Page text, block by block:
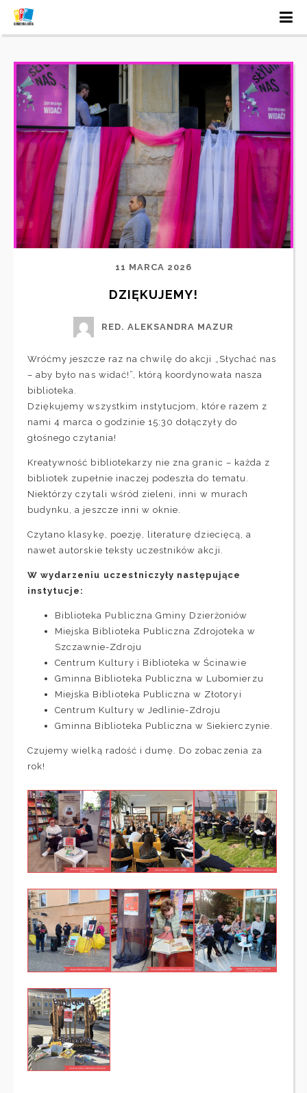
11 MARCA 2026
DZIĘKUJEMY!
RED. ALEKSANDRA MAZUR
Wróćmy jeszcze raz na chwilę do akcji „Słychać nas
– aby było nas widać!”, którą koordynowała nasza
biblioteka.
Dziękujemy wszystkim instytucjom, które razem z
nami 4 marca o godzinie 15:30 dołączyły do
głośnego czytania!
Kreatywność bibliotekarzy nie zna granic – każda z
bibliotek zupełnie inaczej podeszła do tematu.
Niektórzy czytali wśród zieleni, inni w murach
budynku, a jeszcze inni w oknie.
Czytano klasykę, poezję, literaturę dziecięcą, a
nawet autorskie teksty uczestników akcji.
W wydarzeniu uczestniczyły następujące
instytucje:
Biblioteka Publiczna Gminy Dzierżoniów
Miejska Biblioteka Publiczna Zdrojoteka w
Szczawnie-Zdroju
Centrum Kultury i Biblioteka w Ścinawie
Gminna Biblioteka Publiczna w Lubomierzu
Miejska Biblioteka Publiczna w Złotoryi
Centrum Kultury w Jedlinie-Zdroju
Gminna Biblioteka Publiczna w Siekierczynie.
Czujemy wielką radość i dumę. Do zobaczenia za
rok!